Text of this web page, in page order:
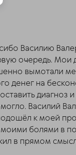
Василию
очередь. Мои
вымотали
денег на
диагноз
Василий
к моей
болями в
в прямом